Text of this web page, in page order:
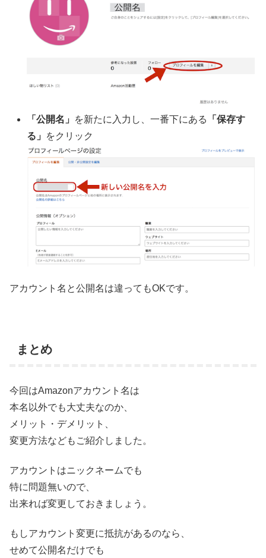
「公開名」 を新たに入力し、一番下にある
「保存す
る」
をクリック
アカウント名と公開名は違ってもOKです。
まとめ
今回はAmazonアカウント名は
本名以外でも大丈夫なのか、
メリット・デメリット、
変更方法などもご紹介しました。
アカウントはニックネームでも
特に問題無いので、
出来れば変更しておきましょう。
もしアカウント変更に抵抗があるのなら、
せめて公開名だけでも